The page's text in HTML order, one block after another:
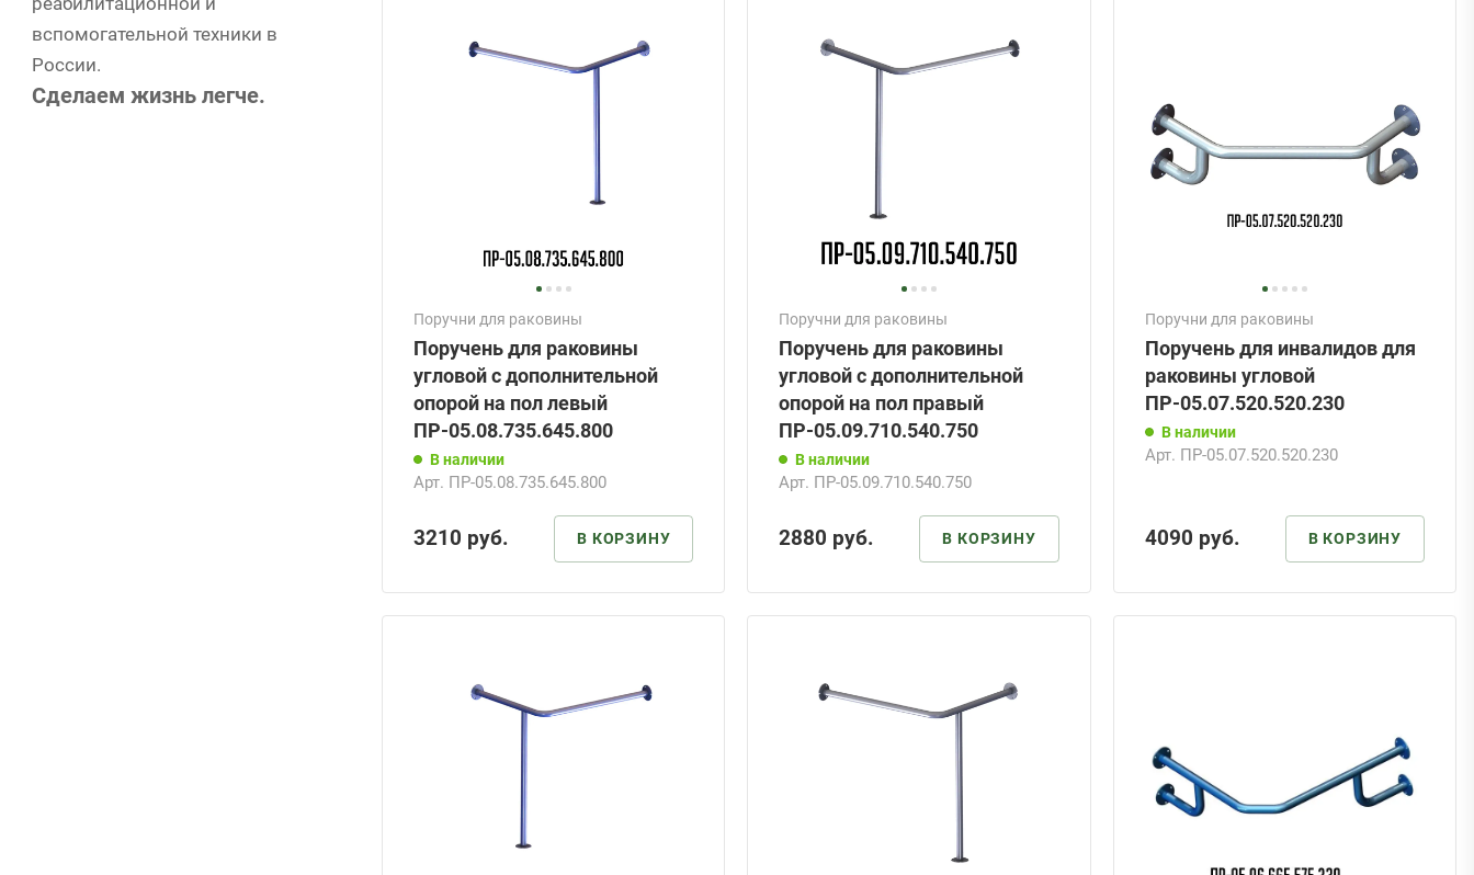
Поручни для раковины
Поручень для раковины
угловой с дополнительной
опорой на пол левый
ПР-05.08.735.645.800
В наличии
Арт. ПР-05.08.735.645.800
3210 руб. В КОРЗИНУ
Поручни для раковины
Поручень для раковины
угловой с дополнительной
опорой на пол правый
ПР-05.09.710.540.750
В наличии
Арт. ПР-05.09.710.540.750
2880 руб. В КОРЗИНУ
Поручни для раковины
Поручень для инвалидов для
раковины угловой
ПР-05.07.520.520.230
В наличии
Арт. ПР-05.07.520.520.230
4090 руб. В КОРЗИНУ
вспомогательной техники в
России.
Сделаем жизнь легче.